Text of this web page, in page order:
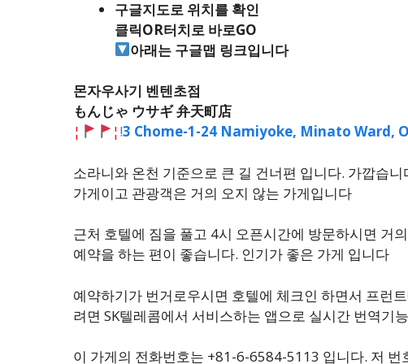
구글지도로 위치를 확인
클릭OR터치로 바로GO
아래는 구글맵 링크입니다
몬자우사기 벤텐초점
もんじゃ ウサギ 弁天町店
¦
¦!3 Chome-1-24 Namiyoke, Minato Ward,
소라니와 온천 기준으로 큰 길 건너편 입니다. 가깝습
가게이고 관광객은 거의 오지 않는 가게입니다
근처 호텔에 짐을 풀고 4시 오픈시간에 방문하시면 거
예약을 하는 편이 좋습니다. 인기가 좋은 가게 입니다
예약하기가 번거로우시면 호텔에 체크인 하면서 프런
려면 SK텔레콤에서 서비스하는 앱으로 실시간 번역기
이 가게의 전화번호는 +81-6-6584-5113 입니다. 저 번